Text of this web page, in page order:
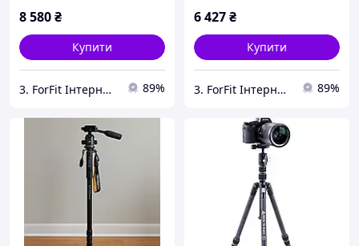
8 580₴
Купити
3. ForFit Інтернет-магазин спортивних товарів 89%
6 427₴
Купити
3. ForFit Інтернет-магазин спортивних товарів 89%